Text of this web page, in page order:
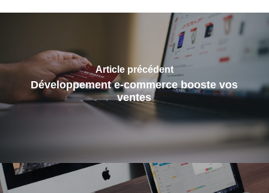
Article précédent
Développement e-commerce booste vos
ventes